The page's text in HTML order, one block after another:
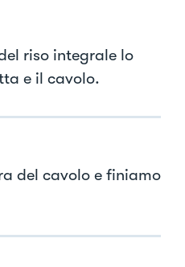
riso integrale lo
e il cavolo.
del cavolo e finiamo